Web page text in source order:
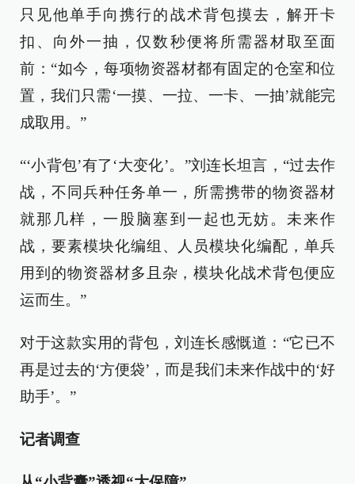
只见他单手向携行的战术背包摸去，解开卡
扣、向外一抽，仅数秒便将所需器材取至面
前：“如今，每项物资器材都有固定的仓室和位
置，我们只需‘一摸、一拉、一卡、一抽’就能完
成取用。”
“‘小背包’有了‘大变化’。”刘连长坦言，“过去作
战，不同兵种任务单一，所需携带的物资器材
就那几样，一股脑塞到一起也无妨。未来作
战，要素模块化编组、人员模块化编配，单兵
用到的物资器材多且杂，模块化战术背包便应
运而生。”
对于这款实用的背包，刘连长感慨道：“它已不
再是过去的‘方便袋’，而是我们未来作战中的‘好
助手’。”
记者调查